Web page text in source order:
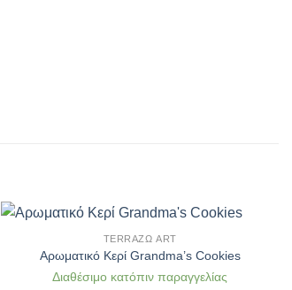
Wishlist
TERRAΖΩ ART
Aρωματικό Κερί Grandma’s Cookies
Διαθέσιμο κατόπιν παραγγελίας